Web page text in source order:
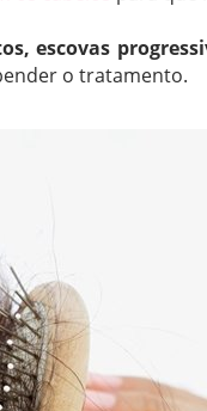
escovas
o tratamento.